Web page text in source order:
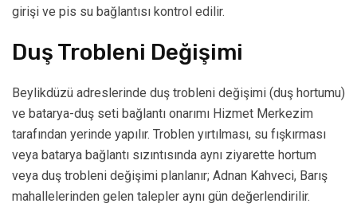
girişi ve pis su bağlantısı kontrol edilir.
Duş Trobleni Değişimi
Beylikdüzü adreslerinde duş trobleni değişimi (duş hortumu)
ve batarya-duş seti bağlantı onarımı Hizmet Merkezim
tarafından yerinde yapılır. Troblen yırtılması, su fışkırması
veya batarya bağlantı sızıntısında aynı ziyarette hortum
veya duş trobleni değişimi planlanır; Adnan Kahveci, Barış
mahallelerinden gelen talepler aynı gün değerlendirilir.